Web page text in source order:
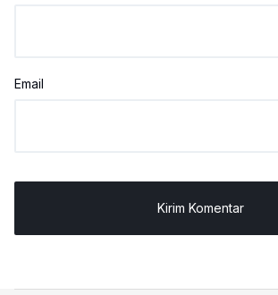
Email